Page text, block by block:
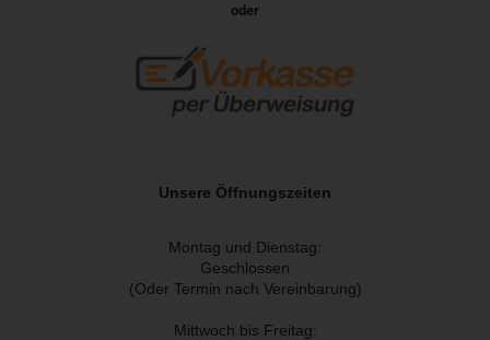
oder
Unsere Öffnungszeiten
Montag und Dienstag:
Geschlossen
(Oder Termin nach Vereinbarung)
Mittwoch bis Freitag: